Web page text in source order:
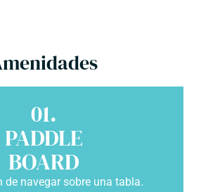
01.
PADDLE
BOARD
de navegar sobre una tabla.